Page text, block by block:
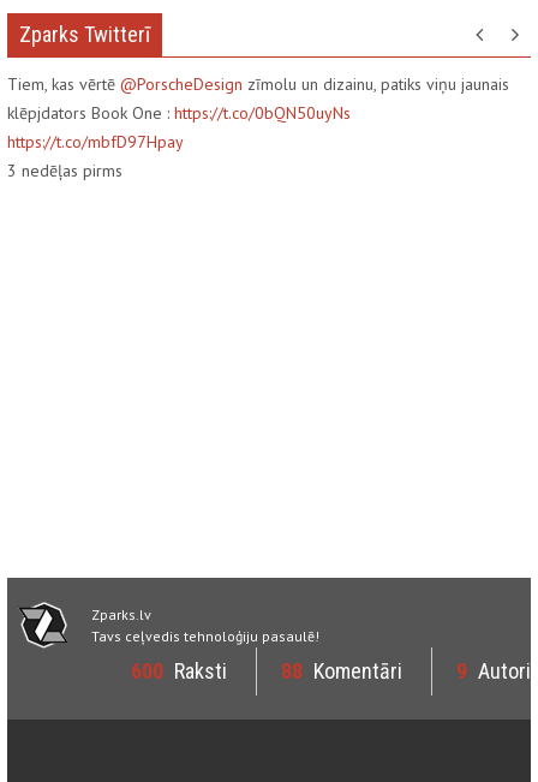
Zparks Twitterī
Tiem, kas vērtē @PorscheDesign zīmolu un dizainu, patiks viņu jaunais
klēpjdators Book One : https://t.co/0bQN50uyNs
https://t.co/mbfD97Hpay
3 nedēļas pirms
Zparks.lv
Tavs ceļvedis tehnoloģiju pasaulē!
600 Raksti 88 Komentāri 9 Autori